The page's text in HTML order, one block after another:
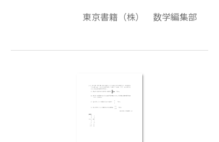
（2007－2012年度用）「数学A」（2008－
2000年から2007年までのセンター試験問題
のなかの１小問です。データは問題と解答を
記載。授業の後，まとめとしての演習問題
などでご利用いただけます。
東京書籍（株） 数学編集部